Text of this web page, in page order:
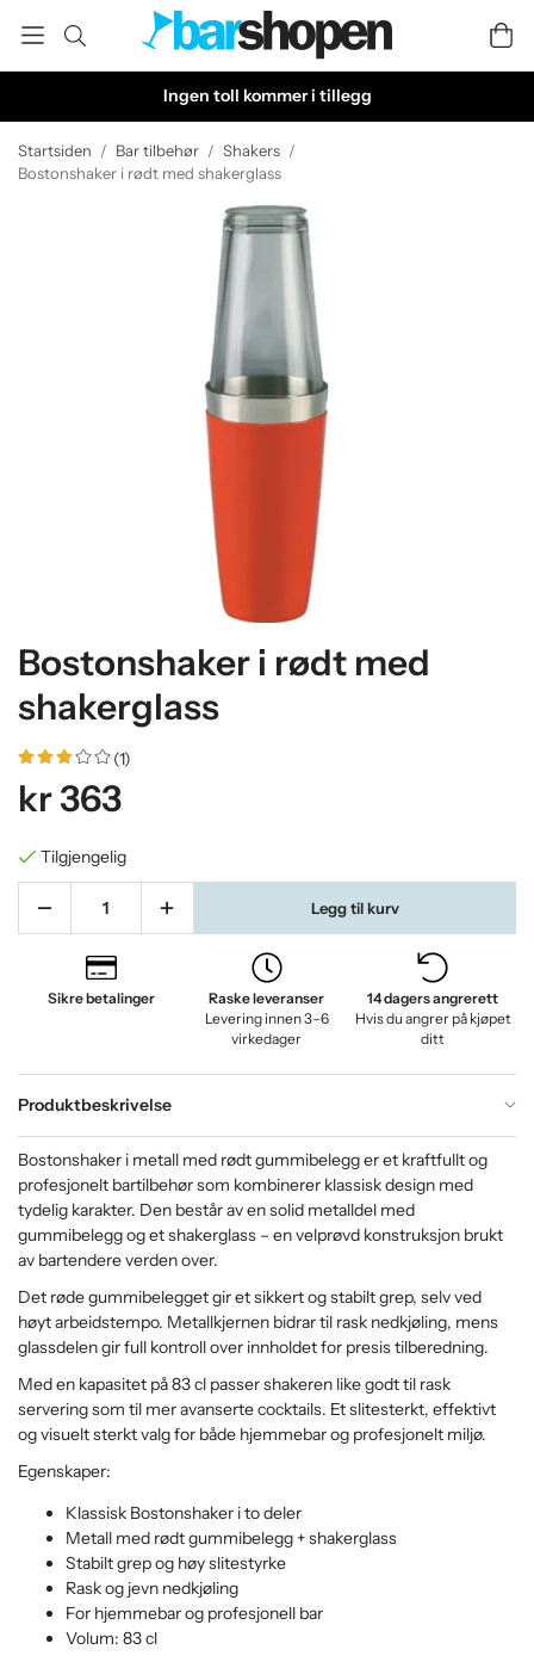
Ingen toll kommer i tillegg
Startsiden / Bar tilbehør / Shakers /
Bostonshaker i rødt med shakerglass
Bostonshaker i rødt med
shakerglass
(1)
kr 363
Tilgjengelig
Legg til kurv
Sikre betalinger
Raske leveranser
Levering innen 3–6
virkedager
14 dagers angrerett
Hvis du angrer på kjøpet
ditt
Produktbeskrivelse
Bostonshaker i metall med rødt gummibelegg er et kraftfullt og
profesjonelt bartilbehør som kombinerer klassisk design med
tydelig karakter. Den består av en solid metalldel med
gummibelegg og et shakerglass – en velprøvd konstruksjon brukt
av bartendere verden over.
Det røde gummibelegget gir et sikkert og stabilt grep, selv ved
høyt arbeidstempo. Metallkjernen bidrar til rask nedkjøling, mens
glassdelen gir full kontroll over innholdet for presis tilberedning.
Med en kapasitet på 83 cl passer shakeren like godt til rask
servering som til mer avanserte cocktails. Et slitesterkt, effektivt
og visuelt sterkt valg for både hjemmebar og profesjonelt miljø.
Egenskaper:
Klassisk Bostonshaker i to deler
Metall med rødt gummibelegg + shakerglass
Stabilt grep og høy slitestyrke
Rask og jevn nedkjøling
For hjemmebar og profesjonell bar
Volum: 83 cl